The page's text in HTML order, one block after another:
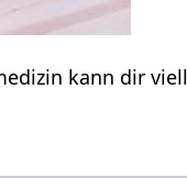
kann dir